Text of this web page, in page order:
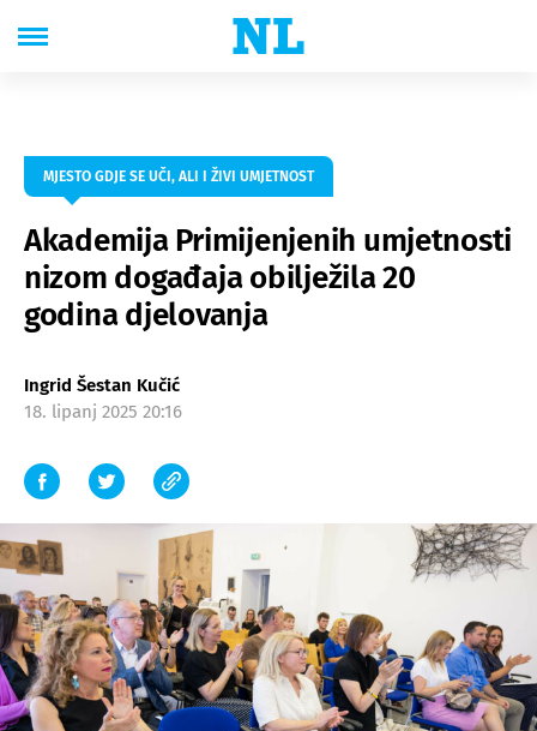
MJESTO GDJE SE UČI, ALI I ŽIVI UMJETNOST
Akademija Primijenjenih umjetnosti
nizom događaja obilježila 20
godina djelovanja
Ingrid Šestan Kučić
18. lipanj 2025 20:16